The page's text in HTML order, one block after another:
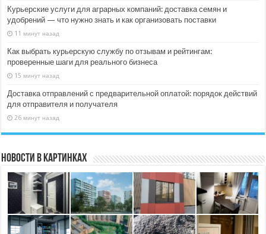
Курьерские услуги для аграрных компаний: доставка семян и
удобрений — что нужно знать и как организовать поставки
11 минут назад
Как выбрать курьерскую службу по отзывам и рейтингам:
проверенные шаги для реального бизнеса
15 минут назад
Доставка отправлений с предварительной оплатой: порядок действий
для отправителя и получателя
26 минут назад
Новости в картинках